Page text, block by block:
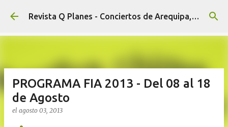
Ir al contenido principal Revista Q Planes - Conciertos de Arequipa, fiestas, eventos y Cultura
PROGRAMA FIA 2013 - Del 08 al 18
de Agosto
el agosto 03, 2013